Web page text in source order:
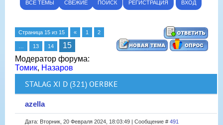
ВСЕ ТЕМЫ СВЕЖИЕ ПОИСК РЕГИСТРАЦИЯ ВХОД
Страница 15 из 15 « 1 2
13 14
15
Модератор форума:
Томик, Назаров
STALAG XI D (321) OERBKE
azella
Дата: Вторник, 20 Февраля 2024, 18:03:49 | Сообщение # 491